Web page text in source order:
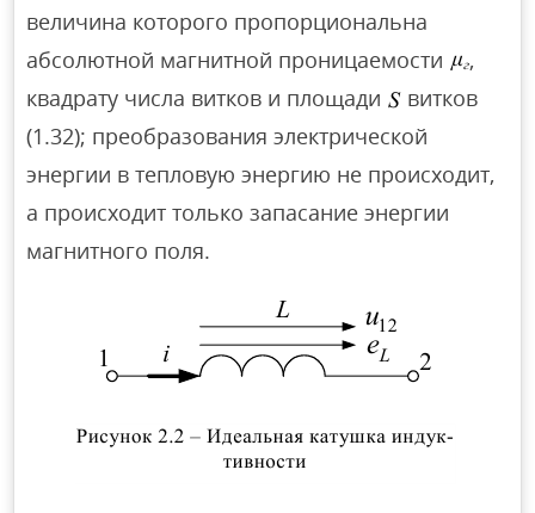
величина которого пропорциональна
абсолютной магнитной проницаемости
,
квадрату числа витков и площади
витков
(1.32); преобразования электрической
энергии в тепловую энергию не происходит,
а происходит только запасание энергии
магнитного поля.